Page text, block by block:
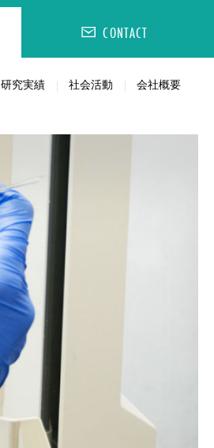
CONTACT
CONTACT
研究実績 社会活動 会社概要